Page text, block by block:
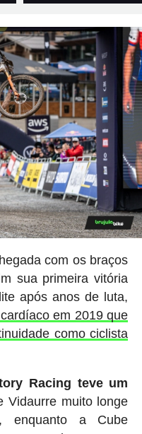
com os braços
sua primeira vitória
após anos de luta,
em 2019 que
como ciclista
Racing teve um
Vidaurre muito longe
enquanto a Cube